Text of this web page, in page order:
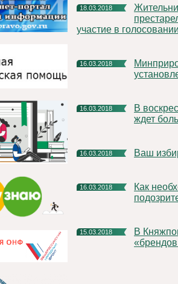
18.03.2018
Жительница Княжпогостского дома-интерната для
участие в
16.03.2018
Минприроды Республики Коми информирует о порядке
16.03.2018
В воскресенье 18 марта жителей Княжпогостского района
ждет
16.03.2018 Ваш
16.03.2018
Как необходимо действовать в случае обнаружения
15.03.2018
В Княжпогостском районе может появиться свой